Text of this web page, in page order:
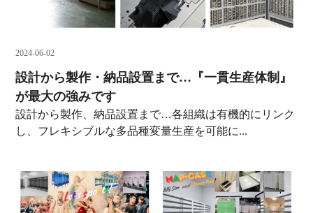
2024-06-02
設計から製作・納品設置まで…『一貫生産体制』
が最大の強みです
設計から製作、納品設置まで…各組織は有機的にリンク
し、フレキシブルな多品種変量生産を可能に...